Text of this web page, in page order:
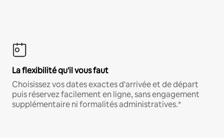
La flexibilité qu'il vous faut
Choisissez vos dates exactes d'arrivée et de départ
puis réservez facilement en ligne, sans engagement
supplémentaire ni formalités administratives.*